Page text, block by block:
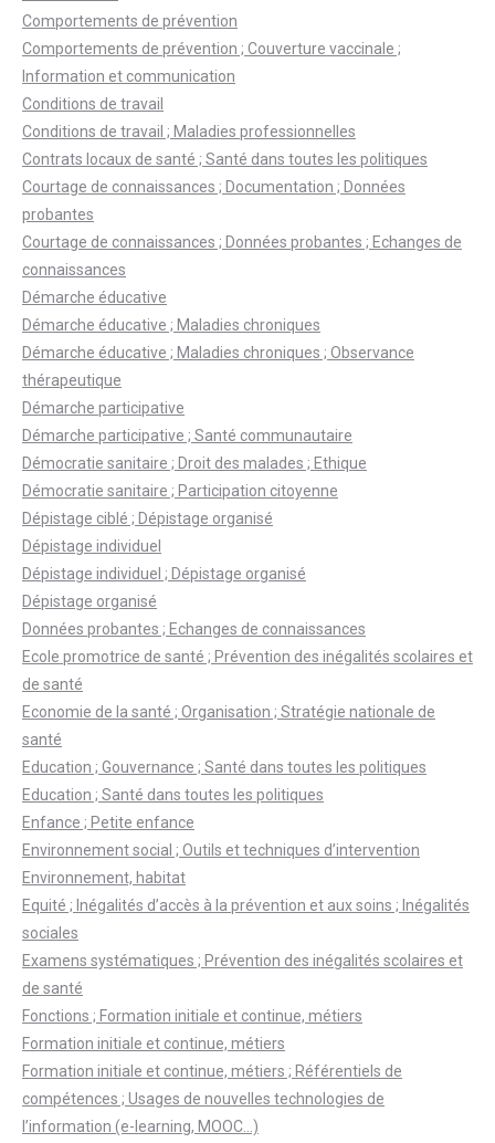
Comportements de prévention
Comportements de prévention ; Couverture vaccinale ;
Information et communication
Conditions de travail
Conditions de travail ; Maladies professionnelles
Contrats locaux de santé ; Santé dans toutes les politiques
Courtage de connaissances ; Documentation ; Données
probantes
Courtage de connaissances ; Données probantes ; Echanges de
connaissances
Démarche éducative
Démarche éducative ; Maladies chroniques
Démarche éducative ; Maladies chroniques ; Observance
thérapeutique
Démarche participative
Démarche participative ; Santé communautaire
Démocratie sanitaire ; Droit des malades ; Ethique
Démocratie sanitaire ; Participation citoyenne
Dépistage ciblé ; Dépistage organisé
Dépistage individuel
Dépistage individuel ; Dépistage organisé
Dépistage organisé
Données probantes ; Echanges de connaissances
Ecole promotrice de santé ; Prévention des inégalités scolaires et
de santé
Economie de la santé ; Organisation ; Stratégie nationale de
santé
Education ; Gouvernance ; Santé dans toutes les politiques
Education ; Santé dans toutes les politiques
Enfance ; Petite enfance
Environnement social ; Outils et techniques d’intervention
Environnement, habitat
Equité ; Inégalités d’accès à la prévention et aux soins ; Inégalités
sociales
Examens systématiques ; Prévention des inégalités scolaires et
de santé
Fonctions ; Formation initiale et continue, métiers
Formation initiale et continue, métiers
Formation initiale et continue, métiers ; Référentiels de
compétences ; Usages de nouvelles technologies de
l’information (e-learning, MOOC…)